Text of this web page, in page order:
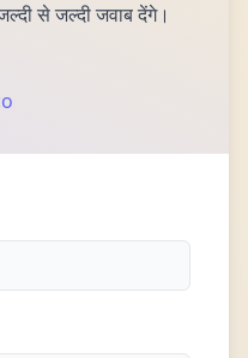
से जल्दी जवाब देंगे।